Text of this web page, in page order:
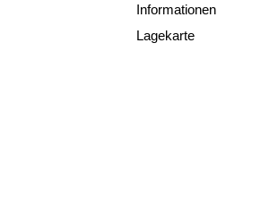
Informationen
Lagekarte